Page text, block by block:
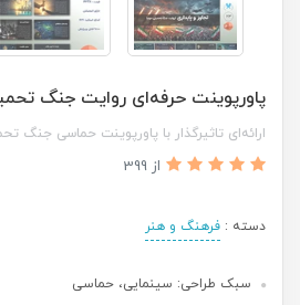
پاورپوینت حرفه‌ای روایت جنگ
ارائه‌ای تاثیرگذار با پاورپوینت حماسی جنگ
از 399
دسته : فرهنگ و هنر
سبک طراحی: سینمایی، حماسی